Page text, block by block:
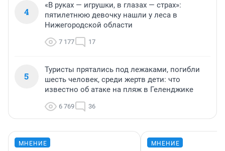
4
«В руках — игрушки, в глазах — страх»:
пятилетнюю девочку нашли у леса в
Нижегородской области
7 177 17
5
Туристы прятались под лежаками, погибли
шесть человек, среди жертв дети: что
известно об атаке на пляж в Геленджике
6 769 36
МНЕНИЕ МНЕНИЕ